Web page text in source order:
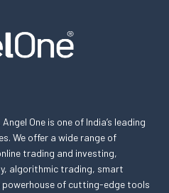
One is one of India’s leading
We offer a wide range of
trading and investing,
algorithmic trading, smart
powerhouse of cutting-edge tools